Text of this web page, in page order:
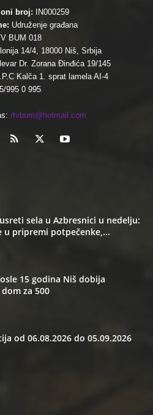
broj:
IN000259
Udruženje građana
BUM 018
14/4, 18000 Niš, Srbija
Dr. Zorana Đinđića 19/145
Kalča 1. sprat lamela AI-4
995 0 995
rtvbum@hotmail.com
sela u Azbresnici u nedelju:
u pripremi potpečenke,...
15 godina Niš dobija
za 500
od 06.08.2026 do 05.09.2026